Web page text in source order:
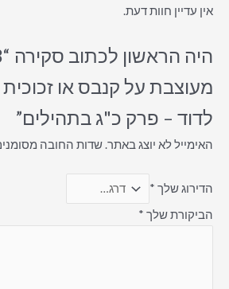
אין עדיין חוות דעת.
מעוצבת על קנבס או
לדוד – פרק כ"ג בתהילים”
האימייל לא יוצג באתר.שדות החובה
הדירוג שלך *
הביקורת שלך *